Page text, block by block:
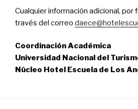
Cualquier información adicional, por
través del correo
Coordinación Académica
Universidad Nacional del
Núcleo Hotel Escuela de Los